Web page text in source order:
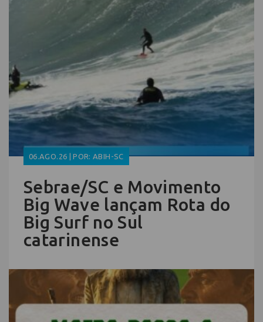
06.AGO.26 | POR: ABIH-SC
Sebrae/SC e Movimento
Big Wave lançam Rota do
Big Surf no Sul
catarinense